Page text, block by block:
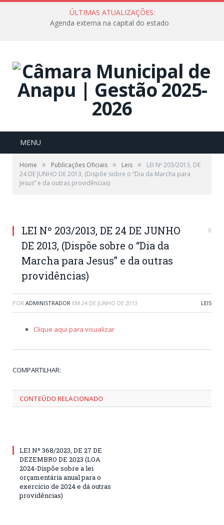
ÚLTIMAS ATUALIZAÇÕES:
Agenda externa na capital do estado
MENU
Home » Publicações Oficiais » Leis »
LEI Nº 203/2013, DE
24 DE JUNHO DE 2013, (Dispõe sobre o “Dia da Marcha para
Jesus” e da outras providências)
LEI Nº 203/2013, DE 24 DE JUNHO
DE 2013, (Dispõe sobre o “Dia da
Marcha para Jesus” e da outras
providências)
0
POR ADMINISTRADOR EM 24 DE JUNHO DE 2013 LEIS
Clique aqui para visualizar
COMPARTILHAR:
CONTEÚDO RELACIONADO
LEI Nº 368/2023, DE 27 DE
DEZEMBRO DE 2023 (LOA
2024-Dispõe sobre a lei
orçamentária anual para o
exercício de 2024 e dá outras
providências)